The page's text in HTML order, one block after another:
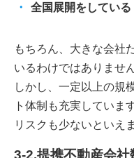
全国展開をしている
もちろん、大きな会社
いるわけではありません
しかし、一定以上の規
ト体制も充実していま
リスクも少ないといえ
3-2.提携不動産会社